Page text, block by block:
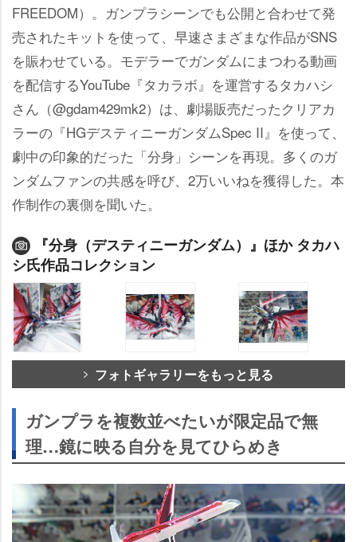
FREEDOM）。ガンプラシーンでも公開と合わせて発
売されたキットを使って、早速さまざまな作品がSNS
を賑わせている。モデラーでガンダムにまつわる動画
を配信するYouTube『タカラボ』を運営するタカハシ
さん（@gdam429mk2）は、劇場販売だったクリアカ
ラーの『HGデスティニーガンダムSpec II』を使って、
劇中の印象的だった「分身」シーンを再現。多くのガ
ンダムファンの共感を呼び、2万いいねを獲得した。本
作制作の裏側を聞いた。
『分身（デスティニーガンダム）』ほか タカハ
シ氏作品コレクション
フォトギャラリーをもっと見る
ガンプラを複数並べたいが限定品で無
理…鏡に映る自分を見てひらめき